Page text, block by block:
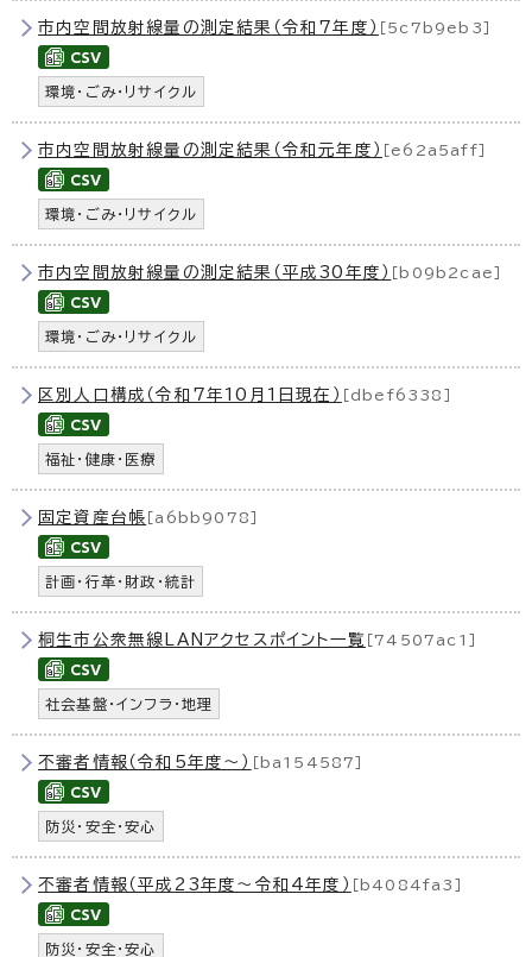
市内空間放射線量の測定結果（令和7年度） ［5c7b9eb3］
環境・ごみ・リサイクル
市内空間放射線量の測定結果（令和元年度） ［e62a5aff］
環境・ごみ・リサイクル
市内空間放射線量の測定結果（平成30年度） ［b09b2cae］
環境・ごみ・リサイクル
区別人口構成（令和7年10月1日現在） ［dbef6338］
福祉・健康・医療
固定資産台帳 ［a6bb9078］
計画・行革・財政・統計
桐生市公衆無線LANアクセスポイント一覧 ［74507ac1］
社会基盤・インフラ・地理
不審者情報（令和5年度〜） ［ba154587］
防災・安全・安心
不審者情報（平成23年度〜令和4年度） ［b4084fa3］
防災・安全・安心